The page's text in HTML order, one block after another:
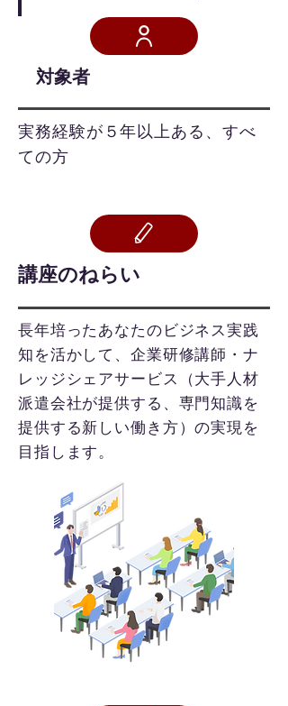
講座について
担当講師
対象者
実務経験が５年以上ある、すべ
ての方
​講座のねらい
長年培ったあなたのビジネス実践
知を活かして、企業研修講師・ナ
レッジシェアサービス（大手人材
派遣会社が提供する、専門知識を
提供する新しい働き方）の実現を
目指します。